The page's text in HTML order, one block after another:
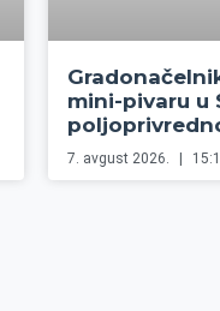
mini-pivaru u
7. avgust 2026.